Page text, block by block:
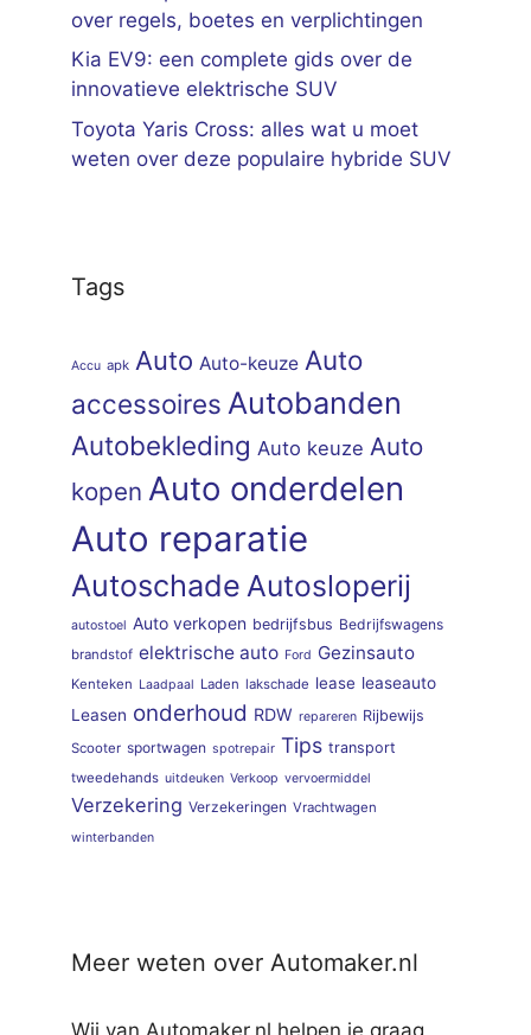
over regels, boetes en verplichtingen
Kia EV9: een complete gids over de
innovatieve elektrische SUV
Toyota Yaris Cross: alles wat u moet
weten over deze populaire hybride SUV
Tags
Accu apk Auto Auto-keuze Auto
accessoires Autobanden
Autobekleding Auto keuze Auto
kopen Auto onderdelen
Auto reparatie
Autoschade Autosloperij
autostoel Auto verkopen bedrijfsbus Bedrijfswagens
brandstof elektrische auto Ford Gezinsauto
Kenteken Laadpaal Laden lakschade lease leaseauto
Leasen onderhoud RDW repareren Rijbewijs
Scooter sportwagen spotrepair Tips transport
tweedehands uitdeuken Verkoop vervoermiddel
Verzekering Verzekeringen Vrachtwagen
winterbanden
Meer weten over Automaker.nl
Wij van Automaker.nl helpen je graag